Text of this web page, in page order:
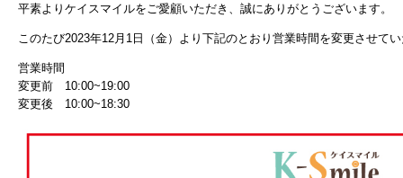
平素よりケイスマイルをご愛顧いただき、誠にありがとうございます。
このたび2023年12月1日（金）より下記のとおり営業時間を変更させて
営業時間
変更前 10:00~19:00
変更後 10:00~18:30